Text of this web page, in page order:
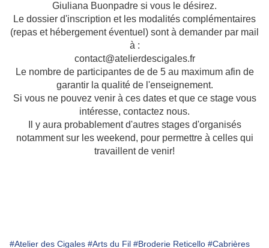
Giuliana Buonpadre si vous le désirez.
Le dossier d'inscription et les modalités complémentaires
(repas et hébergement éventuel) sont à demander par mail
à :
contact@atelierdescigales.fr
Le nombre de participantes de de 5 au maximum afin de
garantir la qualité de l'enseignement.
Si vous ne pouvez venir à ces dates et que ce stage vous
intéresse, contactez nous.
Il y aura probablement d'autres stages d'organisés
notamment sur les weekend, pour permettre à celles qui
travaillent de venir!
#Atelier des Cigales #Arts du Fil #Broderie Reticello #Cabrières